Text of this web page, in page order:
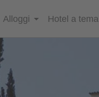
Alloggi Hotel a tema